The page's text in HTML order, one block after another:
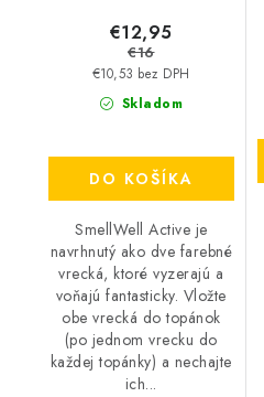
Skladom
€10,53 bez DPH
€12,95
€16
DO KOŠÍKA
SmellWell Active je
navrhnutý ako dve farebné
vrecká, ktoré vyzerajú a
voňajú fantasticky. Vložte
obe vrecká do topánok
(po jednom vrecku do
každej topánky) a nechajte
ich...